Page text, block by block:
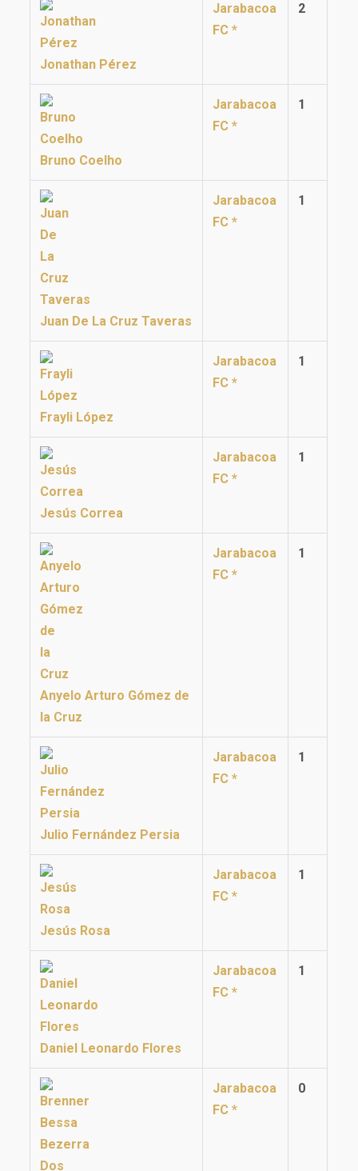
Jonathan Pérez
Jarabacoa
FC *
2
Bruno Coelho
Jarabacoa
FC *
1
Juan De La Cruz Taveras
Jarabacoa
FC *
1
Frayli López
Jarabacoa
FC *
1
Jesús Correa
Jarabacoa
FC *
1
Anyelo Arturo Gómez de
la Cruz
Jarabacoa
FC *
1
Julio Fernández Persia
Jarabacoa
FC *
1
Jesús Rosa
Jarabacoa
FC *
1
Daniel Leonardo Flores
Jarabacoa
FC *
1
Jarabacoa
FC *
0